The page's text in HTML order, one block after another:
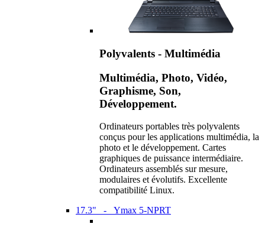
Polyvalents - Multimédia
Multimédia, Photo, Vidéo,
Graphisme, Son,
Développement.
Ordinateurs portables très polyvalents
conçus pour les applications multimédia, la
photo et le développement. Cartes
graphiques de puissance intermédiaire.
Ordinateurs assemblés sur mesure,
modulaires et évolutifs. Excellente
compatibilité Linux.
17.3" - Ymax 5-NPRT